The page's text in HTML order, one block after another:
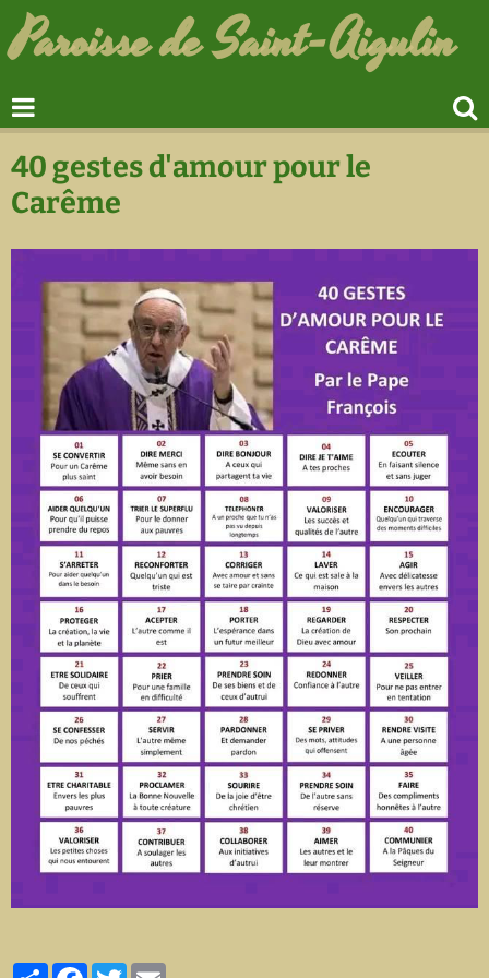
Paroisse de Saint-Aigulin
40 gestes d'amour pour le
Carême
PartagerFacebook
Twitter